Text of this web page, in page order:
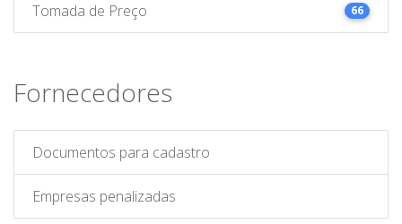
Tomada de Preço 66
Fornecedores
Documentos para cadastro
Empresas penalizadas